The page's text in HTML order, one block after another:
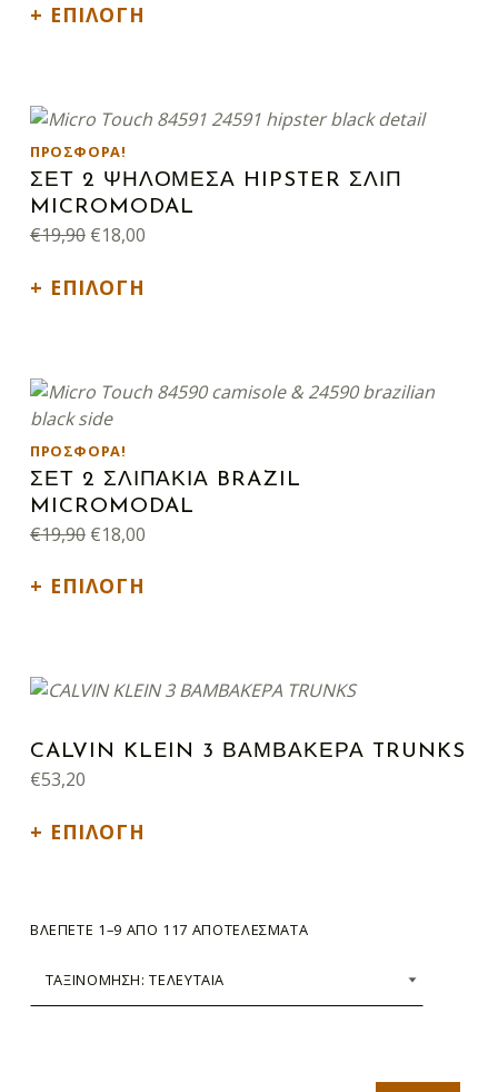
ΕΠΙΛΟΓΉ
ΣΕΤ 2 ΨΗΛΟΜΕΣΑ HIPSTER ΣΛΙΠ
MICROMODAL
ΠΡΟΣΦΟΡΆ!
€19,90 Original price was: €19,90.
€18,00Η τρέχουσα τιμή είναι: €18,00.
ΕΠΙΛΟΓΉ
Αυτό το προϊόν έχει πολλαπλές παραλλαγές. Οι επιλογές μπορούν να επιλεγούν στη σελίδα του προϊόντος
ΣΕΤ 2 ΣΛΙΠΑΚΙΑ BRAZIL
MICROMODAL
ΠΡΟΣΦΟΡΆ!
€19,90 Original price was: €19,90.
€18,00Η τρέχουσα τιμή είναι: €18,00.
ΕΠΙΛΟΓΉ
Αυτό το προϊόν έχει πολλαπλές παραλλαγές. Οι επιλογές μπορούν να επιλεγούν στη σελίδα του προϊόντος
CALVIN KLEIN 3 ΒΑΜΒΑΚΕΡΑ TRUNKS
€53,20
ΕΠΙΛΟΓΉ
Αυτό το προϊόν έχει πολλαπλές παραλλαγές. Οι επιλογές μπορούν να επιλεγούν στη σελίδα του προϊόντος
ΒΛΈΠΕΤΕ 1–9 ΑΠΌ 117 ΑΠΟΤΕΛΈΣΜΑΤΑ